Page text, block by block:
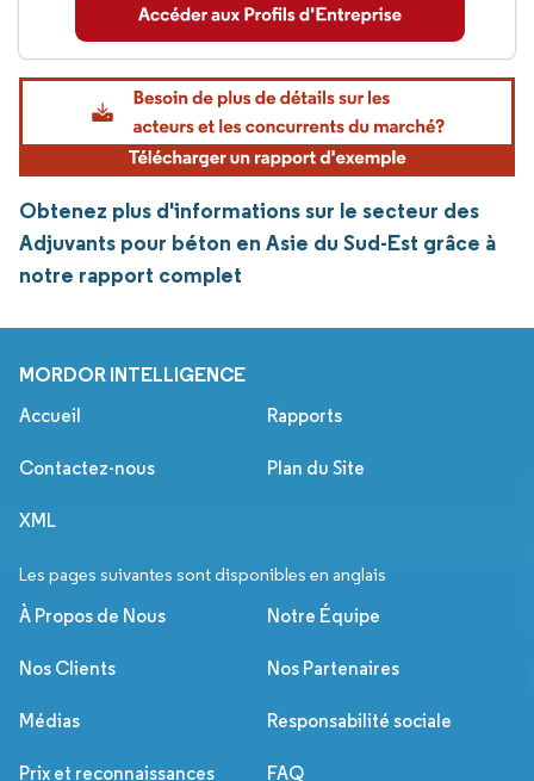
Obtenez plus d'informations sur le secteur des
Adjuvants pour béton en Asie du Sud-Est grâce à
notre rapport complet
MORDOR INTELLIGENCE
Accueil Rapports
Contactez-nous Plan du Site
XML
Les pages suivantes sont disponibles en anglais
À Propos de Nous Notre Équipe
Nos Clients Nos Partenaires
Médias Responsabilité sociale
Prix et reconnaissances FAQ